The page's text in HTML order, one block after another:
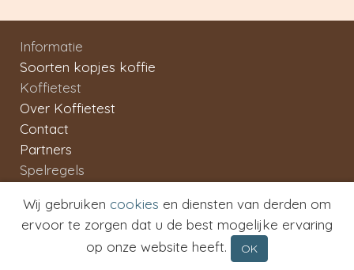
Wij gebruiken cookies en diensten van derden om
ervoor te zorgen dat u de best mogelijke ervaring
op onze website heeft.
OK
Informatie
Soorten kopjes koffie
Koffietest
Over Koffietest
Contact
Partners
Spelregels
Privacy
Copyright 2007 - 2026 Koffietest